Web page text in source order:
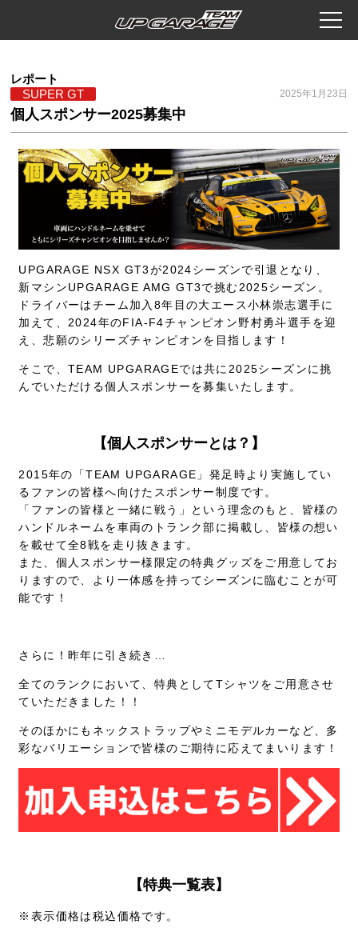
レポート
SUPER GT
個人スポンサー2025募集中
2025年1月23日
UPGARAGE NSX GT3が2024シーズンで引退となり、
新マシンUPGARAGE AMG GT3で挑む2025シーズン。
ドライバーはチーム加入8年目の大エース小林崇志選手に
加えて、2024年のFIA-F4チャンピオン野村勇斗選手を迎
え、悲願のシリーズチャンピオンを目指します！
そこで、TEAM UPGARAGEでは共に2025シーズンに挑
んでいただける個人スポンサーを募集いたします。
【個人スポンサーとは？】
2015年の「TEAM UPGARAGE」発足時より実施してい
るファンの皆様へ向けたスポンサー制度です。
「ファンの皆様と一緒に戦う」という理念のもと、皆様の
ハンドルネームを車両のトランク部に掲載し、皆様の想い
を載せて全8戦を走り抜きます。
また、個人スポンサー様限定の特典グッズをご用意してお
りますので、より一体感を持ってシーズンに臨むことが可
能です！
さらに！昨年に引き続き…
全てのランクにおいて、特典としてTシャツをご用意させ
ていただきました！！
そのほかにもネックストラップやミニモデルカーなど、多
彩なバリエーションで皆様のご期待に応えてまいります！
【特典一覧表】
※表示価格は税込価格です。